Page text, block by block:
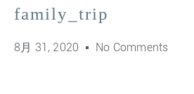
family_trip
8月 31, 2020 No Comments